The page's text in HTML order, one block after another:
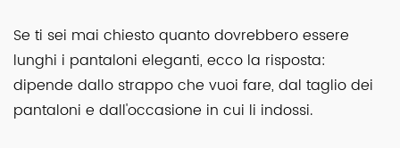
Se ti sei mai chiesto quanto dovrebbero essere
lunghi i pantaloni eleganti, ecco la risposta:
dipende dallo strappo che vuoi fare, dal taglio dei
pantaloni e dall'occasione in cui li indossi.